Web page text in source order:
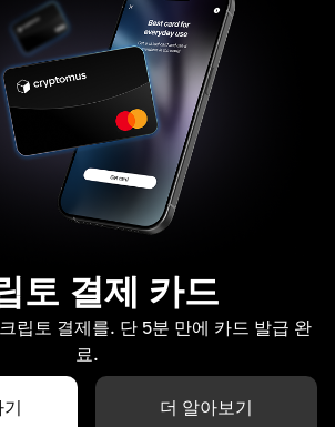
토 결제 카드
립토 결제를. 단 5분 만에 카드 발급 완
료.
더 알아보기